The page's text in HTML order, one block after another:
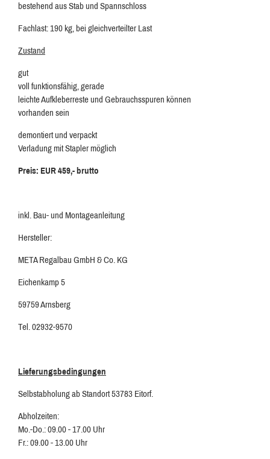
bestehend aus Stab und Spannschloss
Fachlast: 190 kg, bei gleichverteilter Last
Zustand
gut
voll funktionsfähig, gerade
leichte Aufkleberreste und Gebrauchsspuren können
vorhanden sein
demontiert und verpackt
Verladung mit Stapler möglich
Preis: EUR 459,- brutto
inkl. Bau- und Montageanleitung
Hersteller:
META Regalbau GmbH & Co. KG
Eichenkamp 5
59759 Arnsberg
Tel. 02932-9570
Lieferungsbedingungen
Selbstabholung ab Standort 53783 Eitorf.
Abholzeiten:
Mo.-Do.: 09.00 - 17.00 Uhr
Fr.: 09.00 - 13.00 Uhr